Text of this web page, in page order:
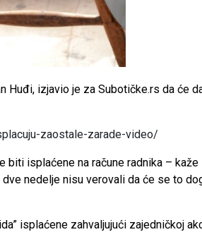
izjavio je za Subotičke.rs da će
zaostale-zarade-video/
isplaćene na račune radnika –
nedelje nisu verovali da će se to
isplaćene zahvaljujući zajedničkoj